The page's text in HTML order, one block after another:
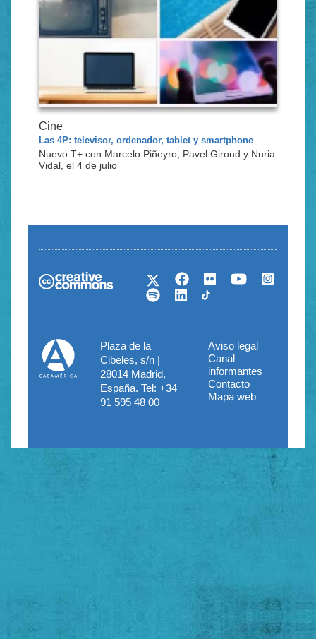
Cine
Las 4P: televisor, ordenador, tablet y smartphone
Nuevo T+ con Marcelo Piñeyro, Pavel Giroud y Nuria
Vidal, el 4 de julio
Plaza de la
Cibeles, s/n |
28014 Madrid,
España. Tel: +34
91 595 48 00
Menú
del
pie
Aviso legal
Canal
informantes
Contacto
Mapa web